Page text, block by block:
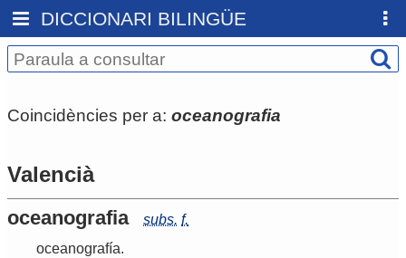
DICCIONARI BILINGÜE
Coincidències per a: oceanografia
Valencià
oceanografia subs. f.
oceanografía.